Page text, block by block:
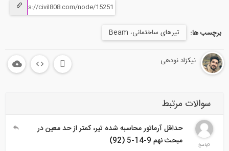
برچسب ها: تیر‌های ساختمانی، Beam
نیکزاد نودهی
سوالات مرتبط
حداقل آرماتور محاسبه شده تیر، کمتر از حد معین در
مبحث نهم 9-14-5 (92)